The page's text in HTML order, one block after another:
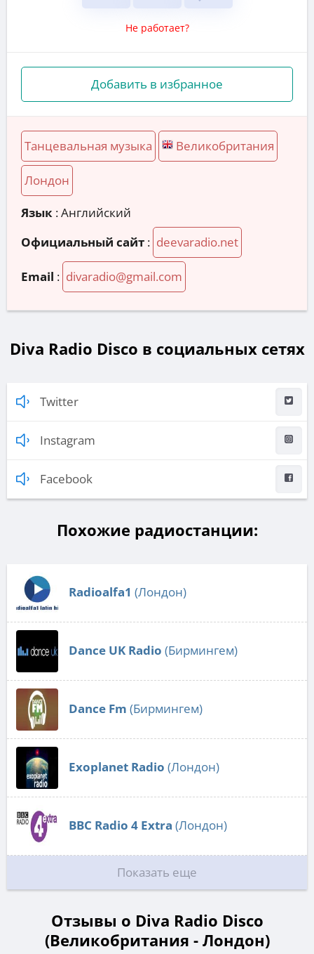
Не работает?
Добавить в избранное
Танцевальная музыка Великобритания
Лондон
Язык : Английский
Официальный сайт : deevaradio.net
Email : divaradio@gmail.com
Diva Radio Disco в социальных сетях
Twitter
Instagram
Facebook
Похожие радиостанции:
Radioalfa1 (Лондон)
Dance UK Radio (Бирмингем)
Dance Fm (Бирмингем)
Exoplanet Radio (Лондон)
BBC Radio 4 Extra (Лондон)
Показать еще
Отзывы о Diva Radio Disco
(Великобритания - Лондон)